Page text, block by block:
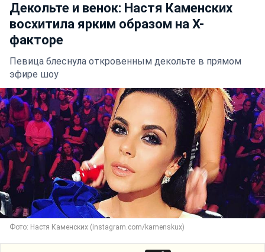
Декольте и венок: Настя Каменских
восхитила ярким образом на Х-
факторе
Певица блеснула откровенным декольте в прямом
эфире шоу
Фото: Настя Каменских (instagram.com/kamenskux)